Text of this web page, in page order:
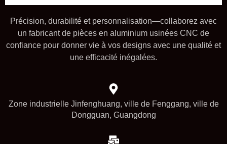
Précision, durabilité et personnalisation—collaborez avec
un fabricant de pièces en aluminium usinées CNC de
confiance pour donner vie à vos designs avec une qualité et
une efficacité inégalées.
Zone industrielle Jinfenghuang, ville de Fenggang, ville de
Dongguan, Guangdong